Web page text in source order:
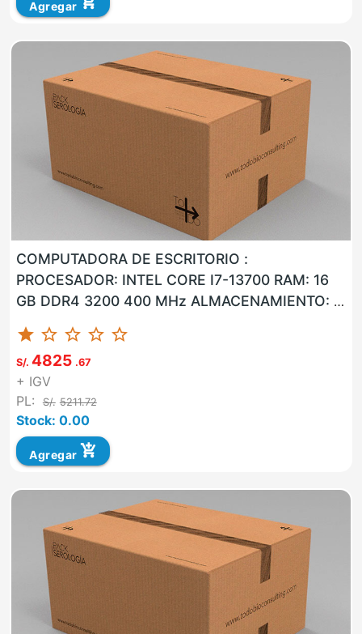
Agregar
COMPUTADORA DE ESCRITORIO :
PROCESADOR: INTEL CORE I7-13700 RAM: 16
GB DDR4 3200 400 MHz ALMACENAMIENTO: 1
TB M.2 SSD NVMe LAN: SI WLAN: SI USB: SI
VG...
star star_border star_border star_border star_border
S/. 4825 .67
+ IGV
PL:
S/. 5211.72
Stock: 0.00
Agregar add_shopping_cart